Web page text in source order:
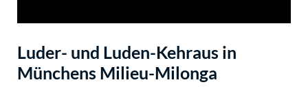
Luder- und Luden-Kehraus in
Münchens Milieu-Milonga